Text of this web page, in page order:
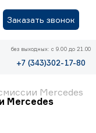
Заказать звонок
без выходных: с 9.00 до 21.00
+7 (343)302-17-80
Mercedes
Mercedes